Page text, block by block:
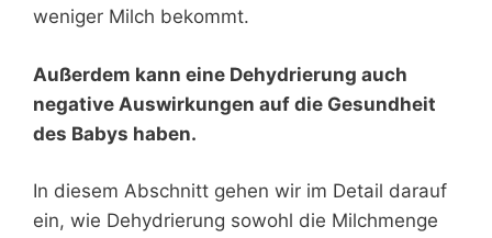
weniger Milch bekommt.
Außerdem kann eine Dehydrierung auch
negative Auswirkungen auf die Gesundheit
des Babys haben.
In diesem Abschnitt gehen wir im Detail darauf
ein, wie Dehydrierung sowohl die Milchmenge